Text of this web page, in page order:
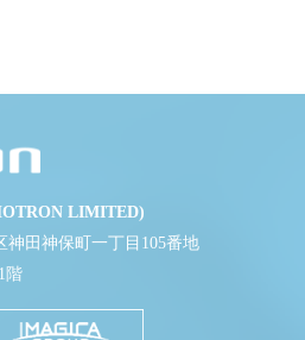
LIMITED)
神田神保町一丁目105番地
階